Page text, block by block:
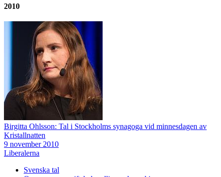
2010
Birgitta Ohlsson: Tal i Stockholms synagoga vid minnesdagen av
Kristallnatten
9 november 2010
Liberalerna
Svenska tal